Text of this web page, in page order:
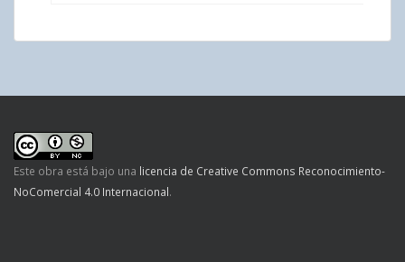
Este obra está bajo una licencia de Creative Commons Reconocimiento-
NoComercial 4.0 Internacional.